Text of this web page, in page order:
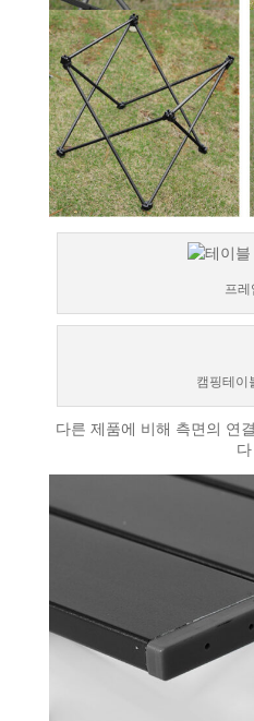
프레
캠핑테이
다른 제품에 비해 측면의 연
다